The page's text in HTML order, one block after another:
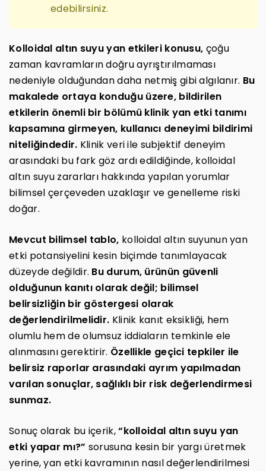
edebilirsiniz.
Kolloidal altın suyu yan etkileri konusu, çoğu
zaman kavramların doğru ayrıştırılmaması
nedeniyle olduğundan daha netmiş gibi algılanır. Bu
makalede ortaya konduğu üzere, bildirilen
etkilerin önemli bir bölümü klinik yan etki tanımı
kapsamına girmeyen, kullanıcı deneyimi bildirimi
niteliğindedir. Klinik veri ile subjektif deneyim
arasındaki bu fark göz ardı edildiğinde, kolloidal
altın suyu zararları hakkında yapılan yorumlar
bilimsel çerçeveden uzaklaşır ve genelleme riski
doğar.
Mevcut bilimsel tablo, kolloidal altın suyunun yan
etki potansiyelini kesin biçimde tanımlayacak
düzeyde değildir. Bu durum, ürünün güvenli
olduğunun kanıtı olarak değil; bilimsel
belirsizliğin bir göstergesi olarak
değerlendirilmelidir. Klinik kanıt eksikliği, hem
olumlu hem de olumsuz iddiaların temkinle ele
alınmasını gerektirir. Özellikle geçici tepkiler ile
belirsiz raporlar arasındaki ayrım yapılmadan
varılan sonuçlar, sağlıklı bir risk değerlendirmesi
sunmaz.
Sonuç olarak bu içerik,“kolloidal altın suyu yan
etki yapar mı?” sorusuna kesin bir yargı üretmek
yerine, yan etki kavramının nasıl değerlendirilmesi